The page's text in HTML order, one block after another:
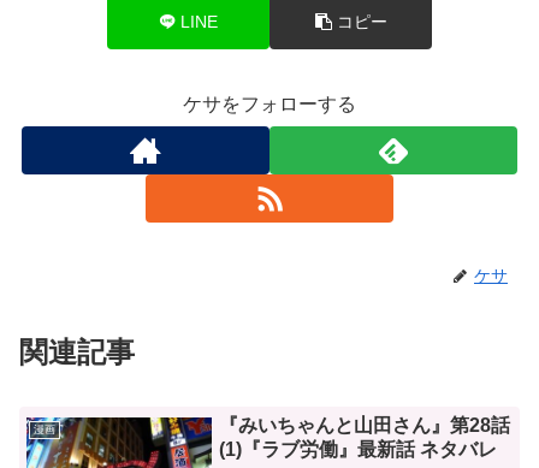
LINE コピー
ケサをフォローする
ケサ
関連記事
漫画
『みいちゃんと山田さん』第28話
(1)『ラブ労働』最新話 ネタバレ